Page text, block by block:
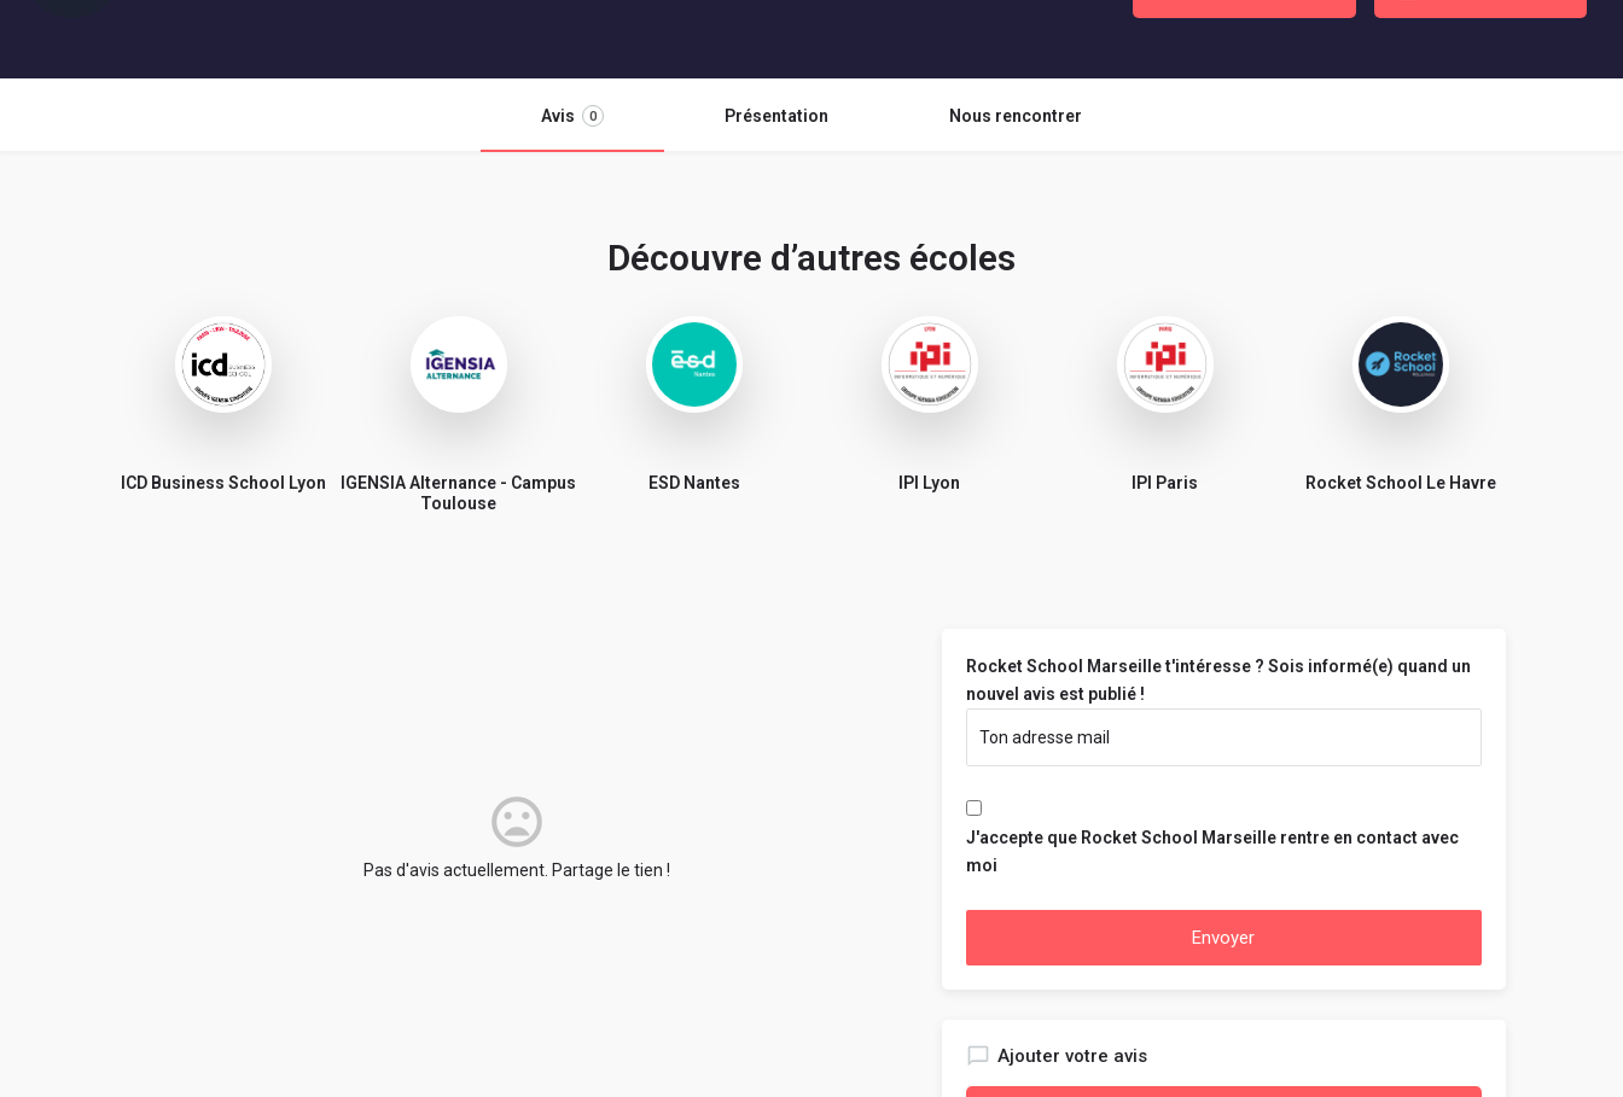
Avis 0 Présentation Nous rencontrer
Découvre d’autres écoles
ICD Business School Lyon
IGENSIA Alternance - Campus
Toulouse
ESD Nantes IPI Lyon IPI Paris Rocket School Le Havre
Pas d'avis actuellement. Partage le tien !
Rocket School Marseille t'intéresse ? Sois informé(e) quand un
nouvel avis est publié !
J'accepte que Rocket School Marseille rentre en contact avec
moi
Envoyer
Ajouter votre avis